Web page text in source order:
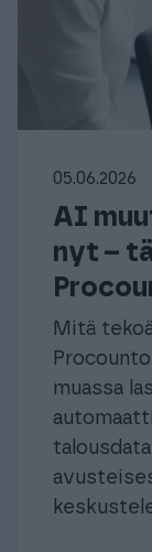
05.06.2026
AI
nyt –
Mitä
muassa